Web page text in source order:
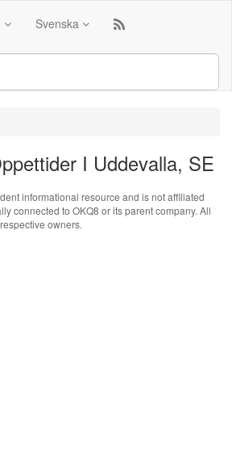
Svenska
I Uddevalla, SE
informational resource and is not affiliated
connected to OKQ8 or its parent company. All
owners.